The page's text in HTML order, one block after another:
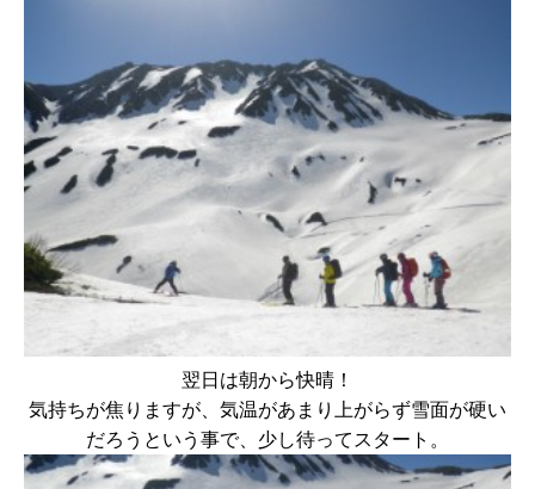
翌日は朝から快晴！
気持ちが焦りますが、気温があまり上がらず雪面が硬い
だろうという事で、少し待ってスタート。